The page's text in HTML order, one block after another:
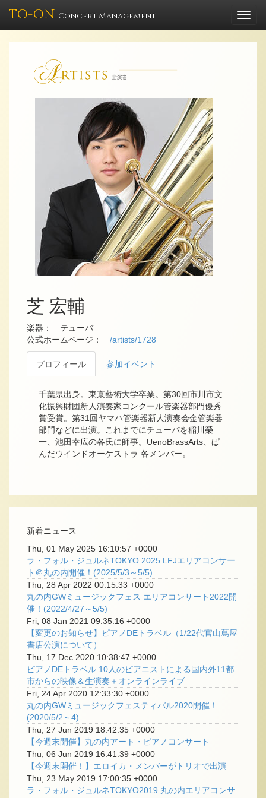
TO-ON Concert Management
芝 宏輔
楽器： テューバ
公式ホームページ： /artists/1728
プロフィール 参加イベント
千葉県出身。東京藝術大学卒業。第30回市川市文
化振興財団新人演奏家コンクール管楽器部門優秀
賞受賞。第31回ヤマハ管楽器新人演奏会金管楽器
部門などに出演。これまでにチューバを稲川榮
一、池田幸広の各氏に師事。UenoBrassArts、ぱ
んだウインドオーケストラ 各メンバー。
新着ニュース
Thu, 01 May 2025 16:10:57 +0000
ラ・フォル・ジュルネTOKYO 2025 LFJエリアコンサー
ト＠丸の内開催！(2025/5/3～5/5)
Thu, 28 Apr 2022 00:15:33 +0000
丸の内GWミュージックフェス エリアコンサート2022開
催！(2022/4/27～5/5)
Fri, 08 Jan 2021 09:35:16 +0000
【変更のお知らせ】ピアノDEトラベル（1/22代官山蔦屋
書店公演について）
Thu, 17 Dec 2020 10:38:47 +0000
ピアノDEトラベル 10人のピアニストによる国内外11都
市からの映像＆生演奏＋オンラインライブ
Fri, 24 Apr 2020 12:33:30 +0000
丸の内GWミュージックフェスティバル2020開催！
(2020/5/2～4)
Thu, 27 Jun 2019 18:42:35 +0000
【今週末開催】丸の内アート・ピアノコンサート
Thu, 06 Jun 2019 16:41:39 +0000
【今週末開催！】エロイカ・メンバーがトリオで出演
Thu, 23 May 2019 17:00:35 +0000
ラ・フォル・ジュルネTOKYO2019 丸の内エリアコンサ